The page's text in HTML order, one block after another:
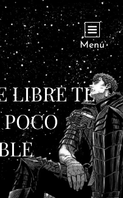
Menú
LIBRE TE